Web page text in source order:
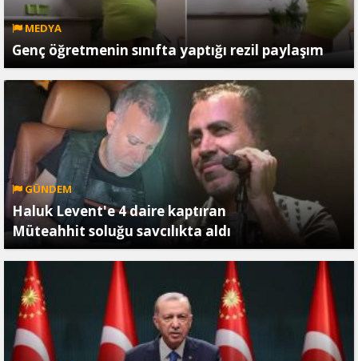
MEDYA
Genç öğretmenin sınıfta yaptığı rezil paylaşım
GÜNDEM
Haluk Levent'e 4 daire kaptıran
Müteahhit soluğu savcılıkta aldı